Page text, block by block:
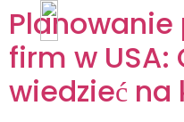
firm w USA:
wiedzieć na